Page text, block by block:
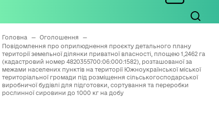
Головна — Оголошення
—
Повідомлення про оприлюднення проєкту детального плану
території земельної ділянки приватної власності, площею 1,2462 га
(кадастровий номер 4820355700:06:000:1582), розташованої за
межами населених пунктів на території Южноукраїнської міської
територіальної громади під розміщення сільськогосподарської
виробничої будівлі для підготовки, сортування та переробки
рослинної сировини до 1000 кг на добу